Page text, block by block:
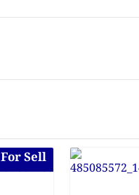
For Sell